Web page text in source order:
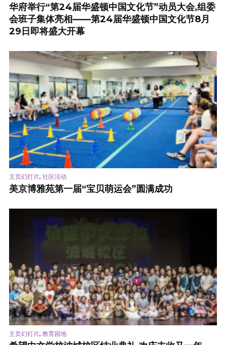
华府举行“第24届华盛顿中国文化节”动员大会,组委
会班子集体亮相——第24届华盛顿中国文化节8月
29日即将盛大开幕
主页幻灯片, 社区活动
美京博雅苑第一届“宝贝萌运会”圆满成功
主页幻灯片, 教育园地